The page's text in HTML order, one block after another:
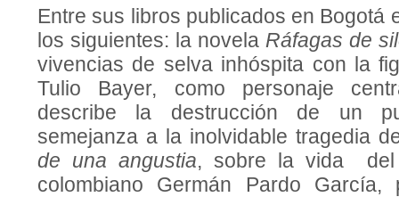
Entre sus libros publicados en Bogotá
los siguientes: la novela Ráfagas de
vivencias de selva inhóspita con la
Tulio Bayer, como personaje
describe la destrucción de un
semejanza a la inolvidable tragedia
de una angustia, sobre la vida del
colombiano Germán Pardo García,